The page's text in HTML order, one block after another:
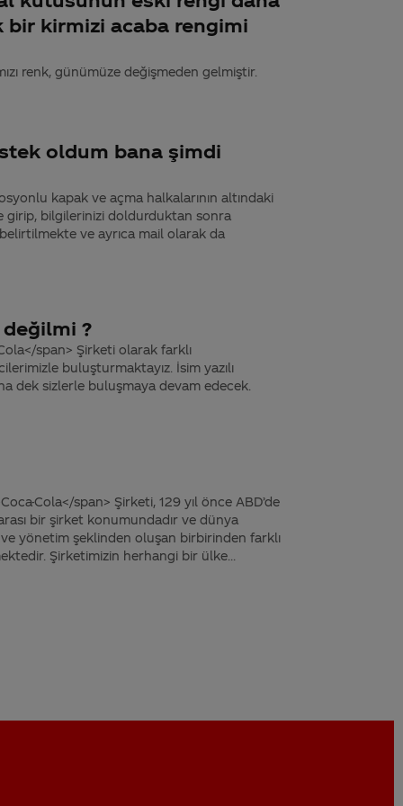
bir kirmizi acaba rengimi
renk, günümüze değişmeden gelmiştir.
oldum bana şimdi
kapak ve açma halkalarının altındaki
girip, bilgilerinizi doldurduktan sonra
belirtilmekte ve ayrıca mail olarak da
?
span> Şirketi olarak farklı
buluşturmaktayız. İsim yazılı
dek sizlerle buluşmaya devam edecek.
Cola</span> Şirketi, 129 yıl önce ABD’de
bir şirket konumundadır ve dünya
yönetim şeklinden oluşan birbirinden farklı
Şirketimizin herhangi bir ülke...